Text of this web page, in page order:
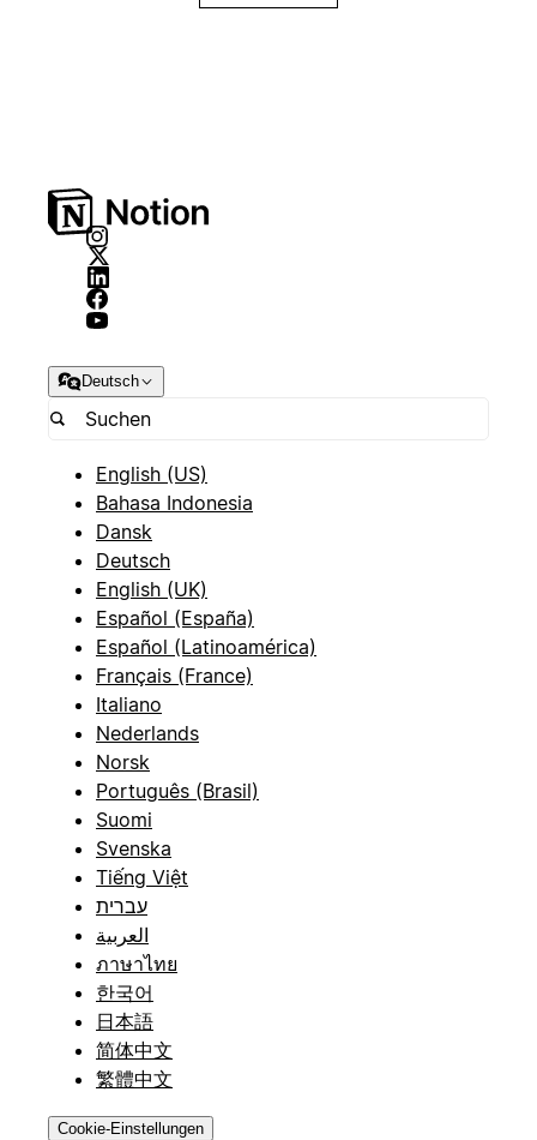
Deutsch
English (US)
Bahasa Indonesia
Dansk
Deutsch
English (UK)
Español (España)
Español (Latinoamérica)
Français (France)
Italiano
Nederlands
Norsk
Português (Brasil)
Suomi
Svenska
Tiếng Việt
עברית
العربية
ภาษาไทย
한국어
日本語
简体中文
繁體中文
Cookie-Einstellungen